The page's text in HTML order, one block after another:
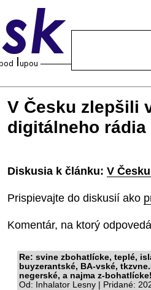
V Česku zlepšili
digitálneho rádia
Diskusia k článku: V
Prispievajte do diskusií ako
Komentár, na ktorý
Re: svine zbohatlícke, teplé,
buyzerantské, BA-vské,
negerské, a najma z-
Od: Inhalator Lesny | Pridané: